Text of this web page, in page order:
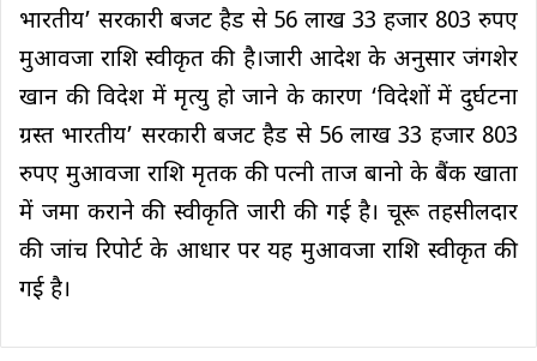
भारतीय’ सरकारी बजट हैड से 56 लाख 33 हजार 803 रुपए
मुआवजा राशि स्वीकृत की है।जारी आदेश के अनुसार जंगशेर
खान की विदेश में मृत्यु हो जाने के कारण ‘विदेशों में दुर्घटना
ग्रस्त भारतीय’ सरकारी बजट हैड से 56 लाख 33 हजार 803
रुपए मुआवजा राशि मृतक की पत्नी ताज बानो के बैंक खाता
में जमा कराने की स्वीकृति जारी की गई है। चूरू तहसीलदार
की जांच रिपोर्ट के आधार पर यह मुआवजा राशि स्वीकृत की
गई है।